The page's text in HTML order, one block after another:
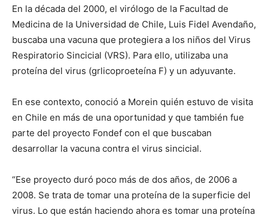
En la década del 2000, el virólogo de la Facultad de
Medicina de la Universidad de Chile, Luis Fidel Avendaño,
buscaba una vacuna que protegiera a los niños del Virus
Respiratorio Sincicial (VRS). Para ello, utilizaba una
proteína del virus (grlicoproeteína F) y un adyuvante.
En ese contexto, conoció a Morein quién estuvo de visita
en Chile en más de una oportunidad y que también fue
parte del proyecto Fondef con el que buscaban
desarrollar la vacuna contra el virus sincicial.
“Ese proyecto duró poco más de dos años, de 2006 a
2008. Se trata de tomar una proteína de la superficie del
virus. Lo que están haciendo ahora es tomar una proteína